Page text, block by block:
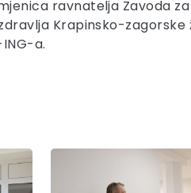
ravnatelja Zavoda
Krapinsko-zagorske
a.